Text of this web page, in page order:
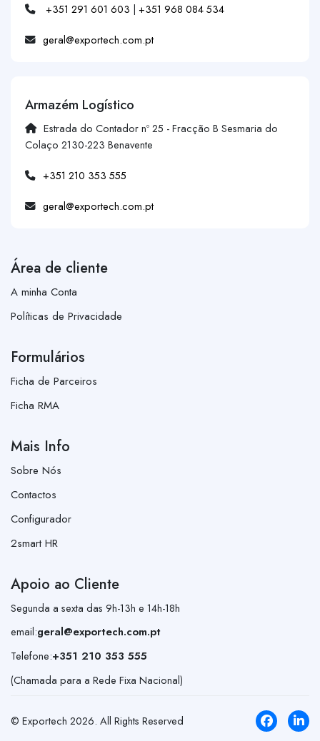
+351 291 601 603 | +351 968 084 534
geral@exportech.com.pt
Armazém Logístico
Estrada do Contador nº 25 - Fracção B Sesmaria do
Colaço 2130-223 Benavente
+351 210 353 555
geral@exportech.com.pt
Área de cliente
A minha Conta
Políticas de Privacidade
Formulários
Ficha de Parceiros
Ficha RMA
Mais Info
Sobre Nós
Contactos
Configurador
2smart HR
Apoio ao Cliente
Segunda a sexta das 9h-13h e 14h-18h
email:geral@exportech.com.pt
Telefone:+351 210 353 555
(Chamada para a Rede Fixa Nacional)
© Exportech 2026. All Rights Reserved